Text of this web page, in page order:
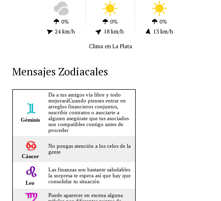
0%
24 km/h
0%
18 km/h
0%
13 km/h
Clima en La Plata
Mensajes Zodiacales